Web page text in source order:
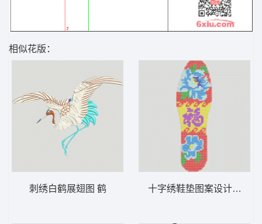
相似花版：
刺绣白鹤展翅图 鹤 十字绣鞋垫图案设计 鞋垫